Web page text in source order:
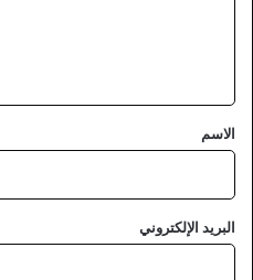
*
الاسم
البريد الإلكتروني